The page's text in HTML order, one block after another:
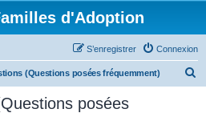
d'Adoption
Connexion
S’enregistrer
(Questions posées fréquemment)
posées